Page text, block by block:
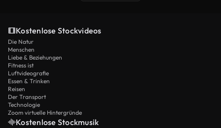
Kostenlose Stockvideos
Die Natur
Menschen
Liebe & Beziehungen
Fitness ist
Luftvideografie
Essen & Trinken
Reisen
Der Transport
Technologie
Zoom virtuelle Hintergründe
Kostenlose Stockmusik